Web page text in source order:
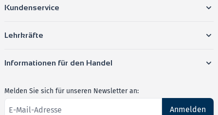
Kundenservice
Lehrkräfte
Informationen für den Handel
Melden Sie sich für unseren Newsletter an:
Anmelden